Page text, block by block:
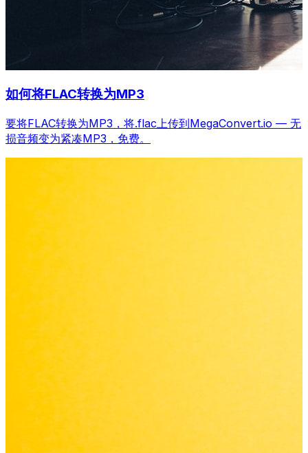
如何将FLAC转换为MP3
要将FLAC转换为MP3，将.flac上传到MegaConvert.io — 无
损音频变为紧凑MP3，免费。